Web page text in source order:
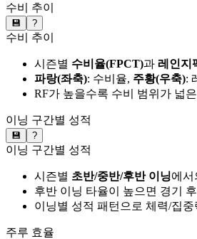
수비 추이
💾 ?
수비 추이
시즌별 수비율(FPCT)과 레인지
파랑(좌축): 수비율, 주황(우축):
RF가 높을수록 수비 범위가 넓
이닝 구간별 성적
💾 ?
이닝 구간별 성적
시즌별 초반/중반/후반 이닝에서
후반 이닝 타율이 높으면 경기
이닝별 성적 패턴으로 체력/집
주루 효율